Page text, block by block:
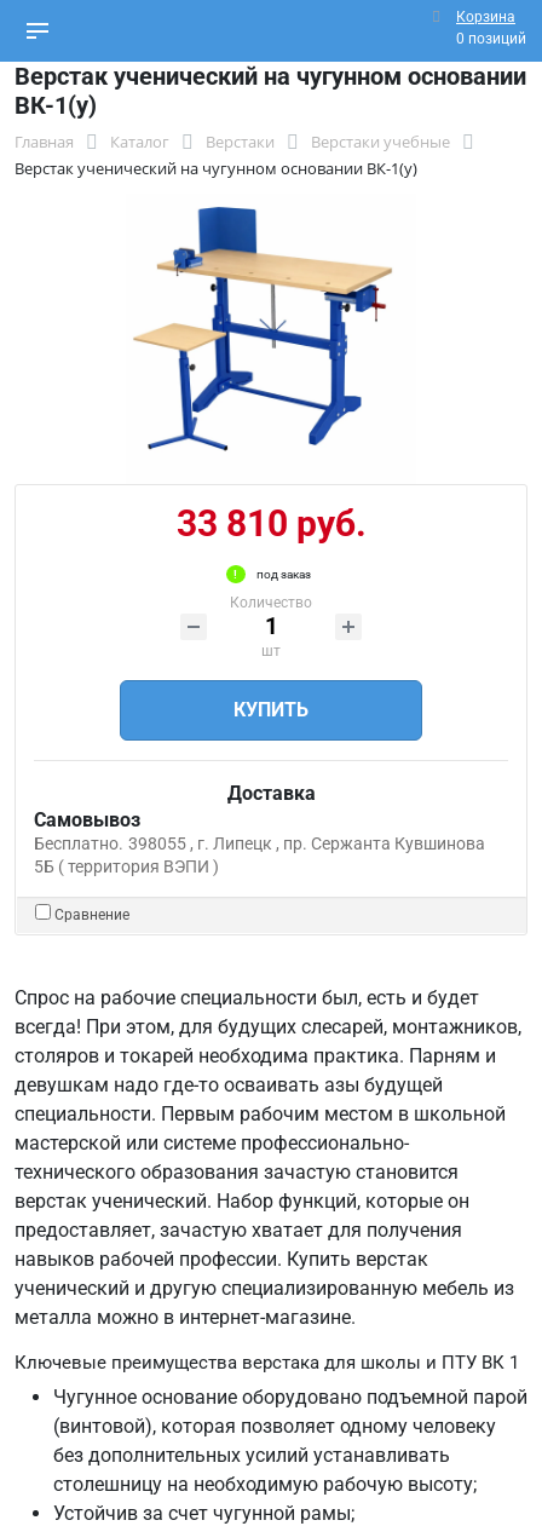
Корзина
0 позиций
Верстак ученический на чугунном основании
ВК-1(у)
Главная Каталог Верстаки
Верстаки учебные
Верстак ученический на чугунном основании ВК-1(у)
33 810 руб.
под заказ
Количество
шт
КУПИТЬ
Доставка
Самовывоз
Бесплатно. 398055 , г. Липецк , пр. Сержанта Кувшинова
5Б ( территория ВЭПИ )
Сравнение
Спрос на рабочие специальности был, есть и будет
всегда! При этом, для будущих слесарей, монтажников,
столяров и токарей необходима практика. Парням и
девушкам надо где-то осваивать азы будущей
специальности. Первым рабочим местом в школьной
мастерской или системе профессионально-
технического образования зачастую становится
верстак ученический. Набор функций, которые он
предоставляет, зачастую хватает для получения
навыков рабочей профессии. Купить верстак
ученический и другую специализированную мебель из
металла можно в интернет-магазине.
Ключевые преимущества верстака для школы и ПТУ ВК 1
Чугунное основание оборудовано подъемной парой
(винтовой), которая позволяет одному человеку
без дополнительных усилий устанавливать
столешницу на необходимую рабочую высоту;
Устойчив за счет чугунной рамы;